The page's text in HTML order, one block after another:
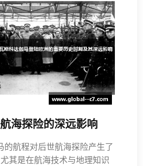
海探险的深远影响
的航程对后世航海探险产生了
其是在航海技术与地理知识